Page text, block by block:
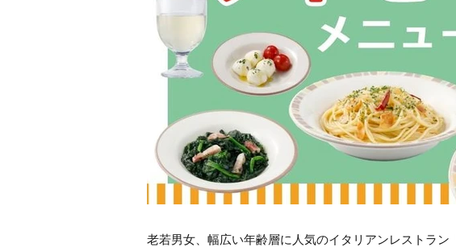
老若男女、幅広い年齢層に人気のイタリアンレストラン